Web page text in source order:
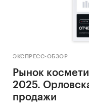
ЭКСПРЕСС-ОБЗОР
Рынок
2025.
продажи